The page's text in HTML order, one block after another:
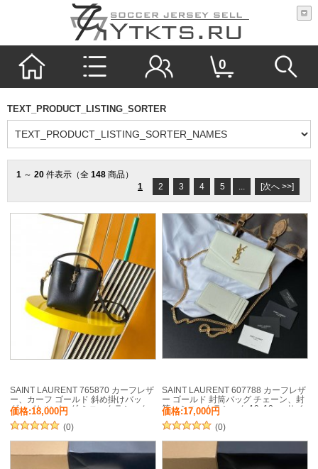
0
TEXT_PRODUCT_LISTING_SORTER
1 ～ 20 件表示（全 148 商品）
1
2 3 4 5 ... [次へ >>]
SAINT LAURENT 765870 カーフレザ
ー、カーフ ゴールド 斜め掛けバッ
グ、バケツバッグ ミニ、クラシック
15x13cm サイズ:15x13cm
価格:18,000円
(0)
SAINT LAURENT 607788 カーフレザ
ー ゴールド 封筒バッグ チェーン、封
筒、ミニ、クラシック 19x12cm サイ
ズ:19x12cm
価格:17,000円
(0)